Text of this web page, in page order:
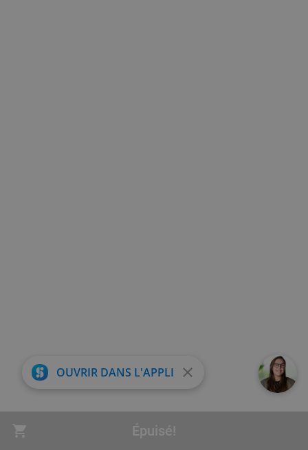
Épuisé!
OUVRIR DANS L'APPLI close